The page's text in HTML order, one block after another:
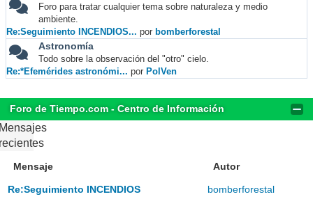
Foro para tratar cualquier tema sobre naturaleza y medio
ambiente.
Re:Seguimiento INCENDIOS... por bomberforestal
Astronomía
Todo sobre la observación del "otro" cielo.
Re:*Efemérides astronómi... por PolVen
Foro de Tiempo.com - Centro de Información
Mensaje Autor
Re:Seguimiento INCENDIOS
bomberforestal